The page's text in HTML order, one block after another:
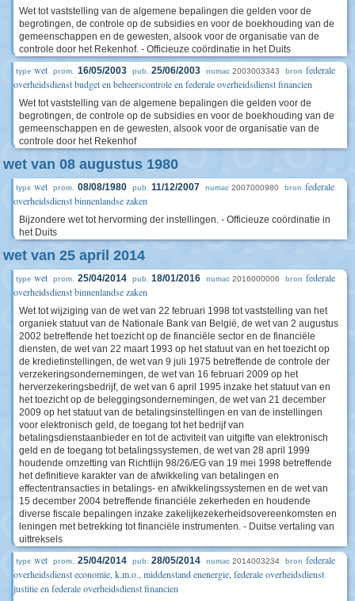
Wet tot vaststelling van de algemene bepalingen die gelden voor de
begrotingen, de controle op de subsidies en voor de boekhouding van de
gemeenschappen en de gewesten, alsook voor de organisatie van de
controle door het Rekenhof. - Officieuze coördinatie in het Duits
type wet prom. 16/05/2003 pub. 25/06/2003 numac 2003003343 bron federale
overheidsdienst budget en beheerscontrole en federale overheidsdienst financien
Wet tot vaststelling van de algemene bepalingen die gelden voor de
begrotingen, de controle op de subsidies en voor de boekhouding van de
gemeenschappen en de gewesten, alsook voor de organisatie van de
controle door het Rekenhof
wet van 08 augustus 1980
type wet prom. 08/08/1980 pub. 11/12/2007 numac 2007000980 bron federale
overheidsdienst binnenlandse zaken
Bijzondere wet tot hervorming der instellingen. - Officieuze coördinatie in
het Duits
wet van 25 april 2014
type wet prom. 25/04/2014 pub. 18/01/2016 numac 2016000006 bron federale
overheidsdienst binnenlandse zaken
Wet tot wijziging van de wet van 22 februari 1998 tot vaststelling van het
organiek statuut van de Nationale Bank van België, de wet van 2 augustus
2002 betreffende het toezicht op de financiële sector en de financiële
diensten, de wet van 22 maart 1993 op het statuut van en het toezicht op
de kredietinstellingen, de wet van 9 juli 1975 betreffende de controle der
verzekeringsondernemingen, de wet van 16 februari 2009 op het
herverzekeringsbedrijf, de wet van 6 april 1995 inzake het statuut van en
het toezicht op de beleggingsondernemingen, de wet van 21 december
2009 op het statuut van de betalingsinstellingen en van de instellingen
voor elektronisch geld, de toegang tot het bedrijf van
betalingsdienstaanbieder en tot de activiteit van uitgifte van elektronisch
geld en de toegang tot betalingssystemen, de wet van 28 april 1999
houdende omzetting van Richtlijn 98/26/EG van 19 mei 1998 betreffende
het definitieve karakter van de afwikkeling van betalingen en
effectentransacties in betalings- en afwikkelingssystemen en de wet van
15 december 2004 betreffende financiële zekerheden en houdende
diverse fiscale bepalingen inzake zakelijkezekerheidsovereenkomsten en
leningen met betrekking tot financiële instrumenten. - Duitse vertaling van
uittreksels
type wet prom. 25/04/2014 pub. 28/05/2014 numac 2014003234 bron federale
overheidsdienst economie, k.m.o., middenstand enenergie, federale overheidsdienst
justitie en federale overheidsdienst financien